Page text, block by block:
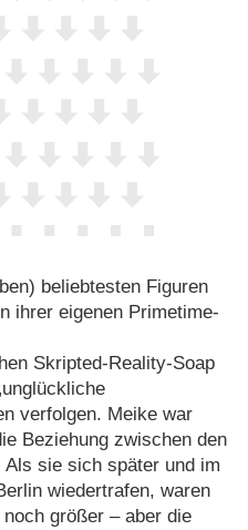
beliebtesten Figuren
ihrer eigenen Primetime-
Skripted-Reality-Soap
verfolgen. Meike war
Beziehung zwischen den
Als sie sich später und im
wiedertrafen, waren
größer – aber die